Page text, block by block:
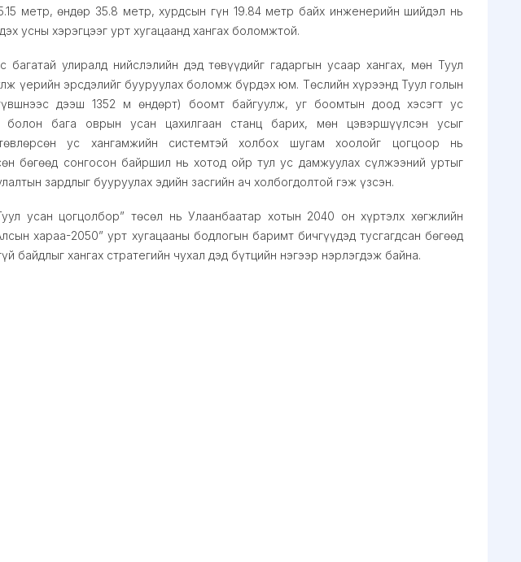
метр, өндөр 35.8 метр, хурдсын гүн 19.84 метр байх инженерийн шийдэл нь
усны хэрэгцээг урт хугацаанд хангах боломжтой.
багатай улиралд нийслэлийн дэд төвүүдийг гадаргын усаар хангах, мөн Туул
үерийн эрсдэлийг бууруулах боломж бүрдэх юм. Төслийн хүрээнд Туул голын
дээш 1352 м өндөрт) боомт байгуулж, уг боомтын доод хэсэгт ус
болон бага оврын усан цахилгаан станц барих, мөн цэвэршүүлсэн усыг
ус хангамжийн системтэй холбох шугам хоолойг цогцоор нь
бөгөөд сонгосон байршил нь хотод ойр тул ус дамжуулах сүлжээний уртыг
зардлыг бууруулах эдийн засгийн ач холбогдолтой гэж үзсэн.
усан цогцолбор” төсөл нь Улаанбаатар хотын 2040 он хүртэлх хөгжлийн
хараа-2050” урт хугацааны бодлогын баримт бичгүүдэд тусгагдсан бөгөөд
байдлыг хангах стратегийн чухал дэд бүтцийн нэгээр нэрлэгдэж байна.